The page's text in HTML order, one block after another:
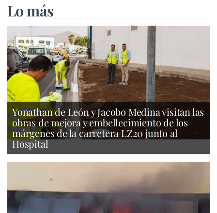
Lo más
Yonathan de León y Jacobo Medina visitan las
obras de mejora y embellecimiento de los
márgenes de la carretera LZ20 junto al
Hospital